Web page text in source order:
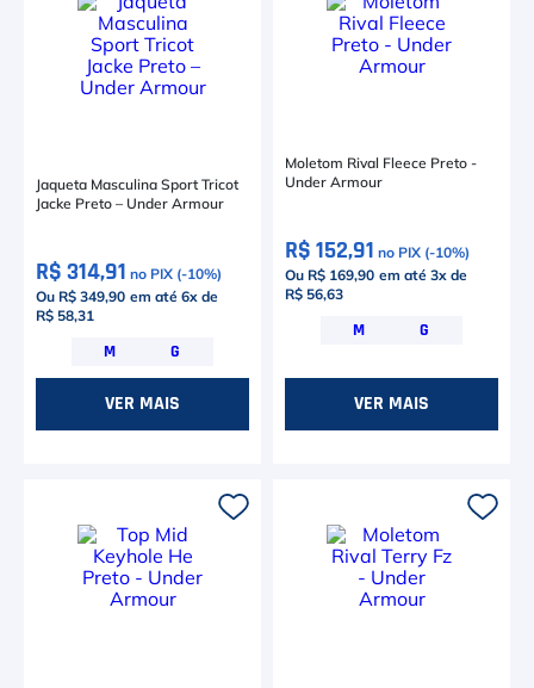
Jaqueta Masculina Sport Tricot
Jacke Preto – Under Armour
R$ 314,91 no PIX (-10%)
Ou R$ 349,90 em até 6x de
R$ 58,31
M G
VER MAIS
Moletom Rival Fleece Preto -
Under Armour
R$ 152,91 no PIX (-10%)
Ou R$ 169,90 em até 3x de
R$ 56,63
M G
VER MAIS
Head Extreme
Raquete
10º Muse